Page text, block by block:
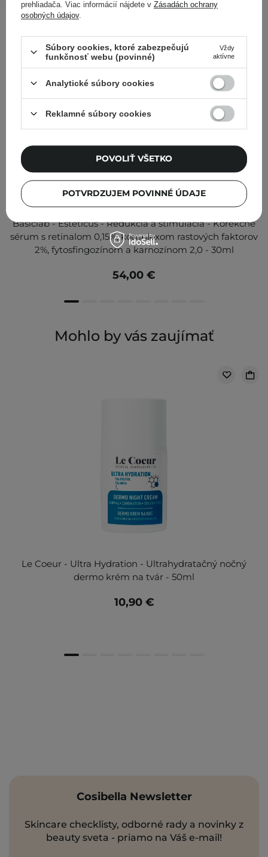
Basiclab - Esteticus - Redukcia a stimulácia - Korekčné
sérum s retinalom 0,15%, komplexom rastových faktorov
2%, fytosfingozínom a karnozínom 2,0 - 30ml
54,00 €
Mohlo by vás zaujímať
Le Coeur - Ultra Hydration - Ultrahydratačný nočný
dermo krém na tvár - 50ml
10,90 €
Cosibella Newsletter
Skincare checklisty, odborné rady a novinky z
beauty sveta - priamo na Váš e-mail!
prehliadača. Viac informácií nájdete v Zásadách ochrany
osobných údajov.
Súbory cookies, ktoré zabezpečujú
funkčnosť webu (povinné)
Vždy
aktívne
Analytické súbory cookies
Reklamné súbory cookies
POTVRDZUJEM POVINNÉ ÚDAJE
POVOLIŤ VŠETKO